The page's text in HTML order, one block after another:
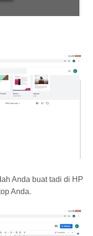
Anda buat tadi di HP
Anda.